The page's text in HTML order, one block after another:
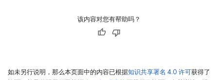
该内容对您有帮助吗？
如未另行说明，那么本页面中的内容已根据知识共享署名 4.0 许可获得了